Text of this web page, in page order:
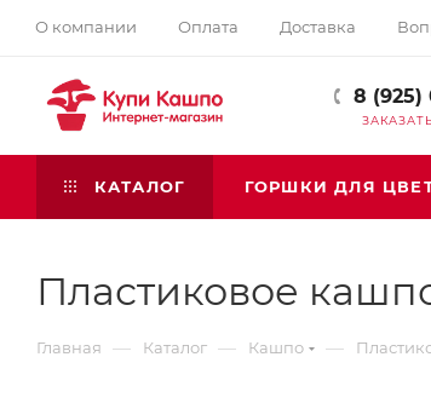
О компании Оплата Доставка
8 (925)
КАТАЛОГ ГОРШКИ ДЛЯ
Пластиковое
Главная — Каталог — Кашпо —